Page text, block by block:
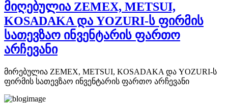
მიღებულია ZEMEX, METSUI,
KOSADAKA და YOZURI-ს ფირმის
სათევზაო ინვენტარის ფართო
არჩევანი
მირებულია ZEMEX, METSUI, KOSADAKA და YOZURI-ს
ფირმის სათევზაო ინვენტარის ფართო არჩევანი